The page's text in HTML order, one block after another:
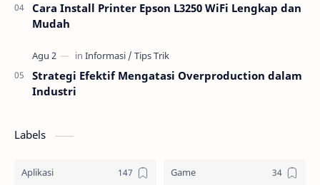
Cara Install Printer Epson L3250 WiFi Lengkap dan
Mudah
Strategi Efektif Mengatasi Overproduction dalam
Industri
Labels
Aplikasi Game